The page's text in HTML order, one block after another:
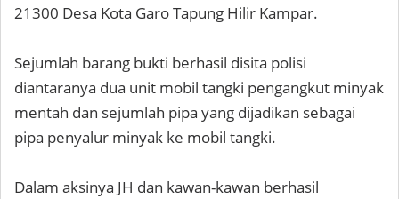
21300 Desa Kota Garo Tapung Hilir Kampar.
Sejumlah barang bukti berhasil disita polisi
diantaranya dua unit mobil tangki pengangkut minyak
mentah dan sejumlah pipa yang dijadikan sebagai
pipa penyalur minyak ke mobil tangki.
Dalam aksinya JH dan kawan-kawan berhasil